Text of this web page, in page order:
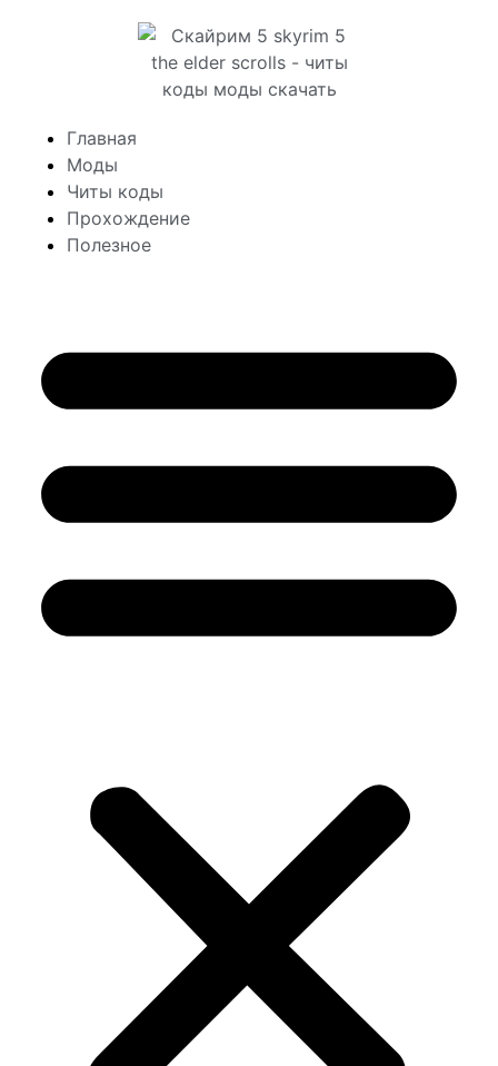
Главная
Моды
Читы коды
Прохождение
Полезное